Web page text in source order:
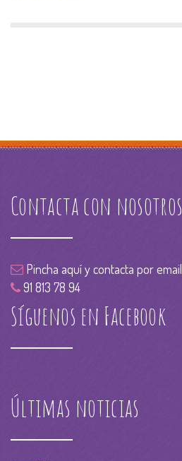
Contacta con nosotros
Pincha aquí y contacta por email
91 813 78 94
Síguenos en Facebook
Últimas noticias